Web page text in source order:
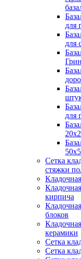
для
для
для
Сетка
стяжки
кирпича
блоков
керамики
Сетка
Сетка